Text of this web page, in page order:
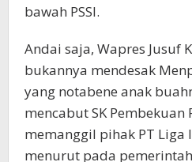
bawah PSSI.
Andai saja, Wapres Jusuf
bukannya mendesak
yang notabene anak
mencabut SK Pembekuan
memanggil pihak PT Liga
menurut pada